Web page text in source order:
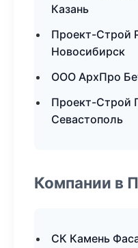
Казань
Проект-Строй
Новосибирск
ООО АрхПро
Проект-Строй
Севастополь
Компании в
СК Камень